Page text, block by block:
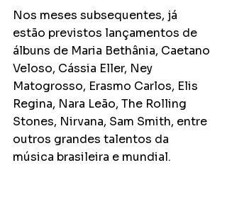
Nos meses subsequentes, já
estão previstos lançamentos de
álbuns de Maria Bethânia, Caetano
Veloso, Cássia Eller, Ney
Matogrosso, Erasmo Carlos, Elis
Regina, Nara Leão, The Rolling
Stones, Nirvana, Sam Smith, entre
outros grandes talentos da
música brasileira e mundial.